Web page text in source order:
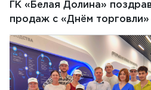
ГК «Белая Долина»
продаж с «Днём торговли»